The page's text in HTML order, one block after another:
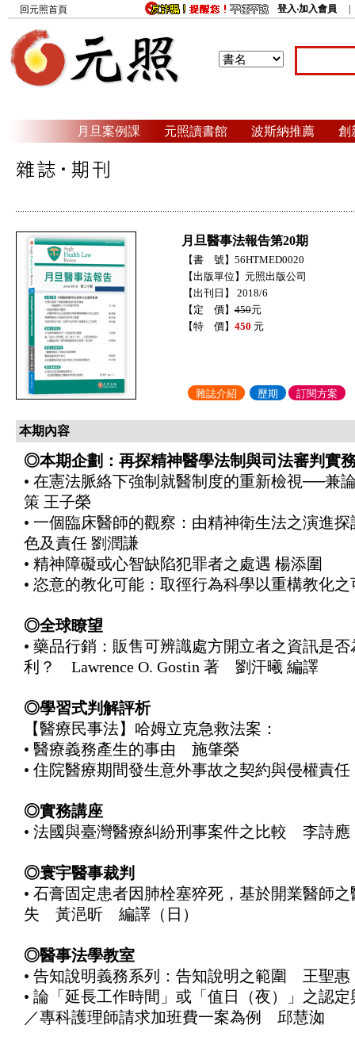
回元照首頁 登入‧加入會員
月旦案例課 元照讀書館 波斯納推薦 創
月旦醫事法報告第20期
【書 號】56HTMED0020
【出版單位】元照出版公司
【出刊日】 2018/6
【定 價】450元
【特 價】 450 元
雜誌介紹 歷期 訂閱方案
本期內容
◎本期企劃：再探精神醫學法制與司法審判實
• 在憲法脈絡下強制就醫制度的重新檢視──兼
策 王子榮
• 一個臨床醫師的觀察：由精神衛生法之演進
色及責任 劉潤謙
• 精神障礙或心智缺陷犯罪者之處遇 楊添圍
• 恣意的教化可能：取徑行為科學以重構教化
◎全球瞭望
• 藥品行銷：販售可辨識處方開立者之資訊是
利？ Lawrence O. Gostin 著 劉汗曦 編譯
◎學習式判解評析
【醫療民事法】哈姆立克急救法案：
• 醫療義務產生的事由 施肇榮
• 住院醫療期間發生意外事故之契約與侵權責
◎實務講座
• 法國與臺灣醫療糾紛刑事案件之比較 李詩應
◎寰宇醫事裁判
• 石膏固定患者因肺栓塞猝死，基於開業醫師
失 黃浥昕 編譯（日）
◎醫事法學教室
• 告知說明義務系列：告知說明之範圍 王聖惠
• 論「延長工作時間」或「值日（夜）」之認
／專科護理師請求加班費一案為例 邱慧洳